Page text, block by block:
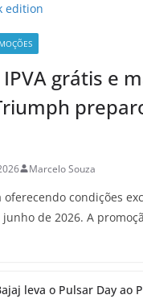
grátis e
Marcelo Souza
condições
de 2026. A
leva o Pulsar Day ao